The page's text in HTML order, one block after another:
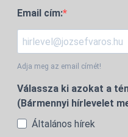
Email cím:
Adja meg az email címét!
Válassza ki azokat a
(Bármennyi hírlevelet
Általános hírek